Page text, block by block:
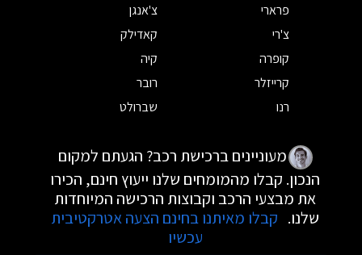
פרארי
צ'אנגן
צ'רי
קאדילק
קופרה
קיה
קרייזלר
רובר
רנו
שברולט
מעוניינים ברכישת רכב? הגעתם למקום
הנכון. קבלו מהמומחים שלנו ייעוץ חינם, הכירו
את מבצעי הרכב וקבוצות הרכישה המיוחדות
שלנו. קבלו מאיתנו בחינם הצעה אטרקטיבית
עכשיו